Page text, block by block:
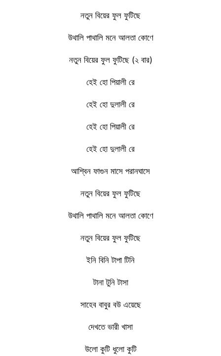
নতুন বিয়ের ফুল ফুটিছে
উথালি পাথালি মনে আলতা কোণে
নতুন বিয়ের ফুল ফুটিছে (২ বার)
হেই হো পিয়ালী রে
হেই হো দুলালী রে
হেই হো পিয়ালী রে
হেই হো দুলালী রে
আশ্বিন ফাগুন মাসে পরানঘাসে
নতুন বিয়ের ফুল ফুটিছে
উথালি পাথালি মনে আলতা কোণে
নতুন বিয়ের ফুল ফুটিছে
ইনি বিনি টাপা টিনি
টানা টুনি টাসা
সাহেব বাবুর বউ এয়েছে
দেখতে ভারী খাসা
উলো কুটি ধুলো কুটি